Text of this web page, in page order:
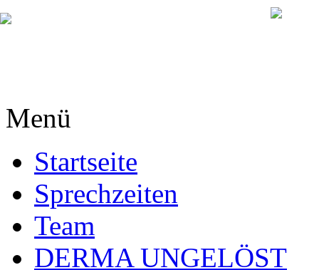
Menü
Startseite
Sprechzeiten
Team
DERMA UNGELÖST